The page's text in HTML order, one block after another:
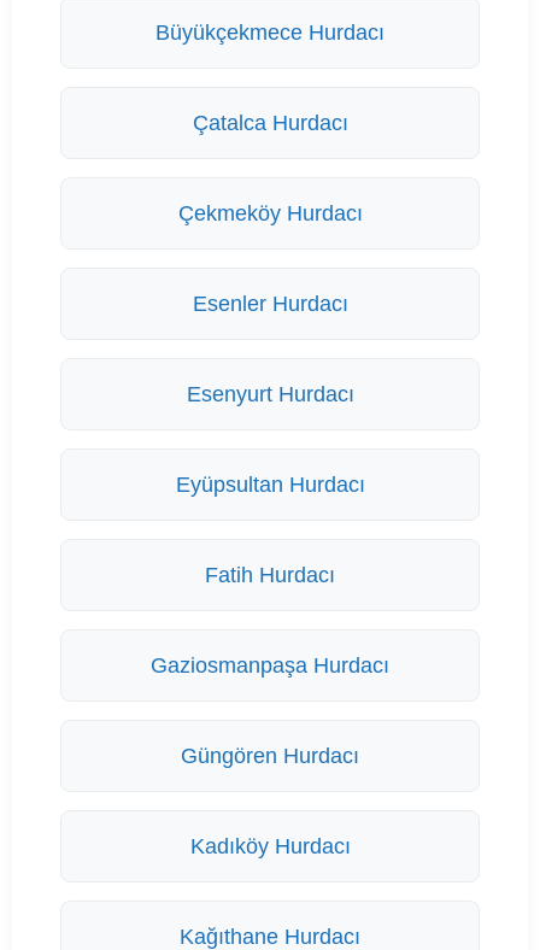
Büyükçekmece Hurdacı
Çatalca Hurdacı
Çekmeköy Hurdacı
Esenler Hurdacı
Esenyurt Hurdacı
Eyüpsultan Hurdacı
Fatih Hurdacı
Gaziosmanpaşa Hurdacı
Güngören Hurdacı
Kadıköy Hurdacı
Kağıthane Hurdacı